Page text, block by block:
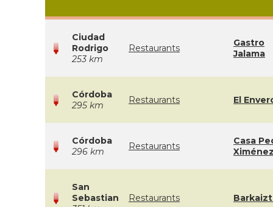
Ciudad
Rodrigo
253 km
Restaurants
Gastro
Jalama
Córdoba
295 km
Restaurants El
Córdoba
296 km
Restaurants
Casa
San
Sebastian
Restaurants